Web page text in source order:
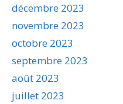
décembre 2023
novembre 2023
octobre 2023
septembre 2023
août 2023
juillet 2023